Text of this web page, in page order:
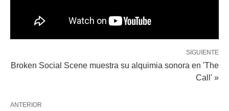
SIGUIENTE
Broken Social Scene muestra su alquimia sonora en 'The
Call' »
ANTERIOR